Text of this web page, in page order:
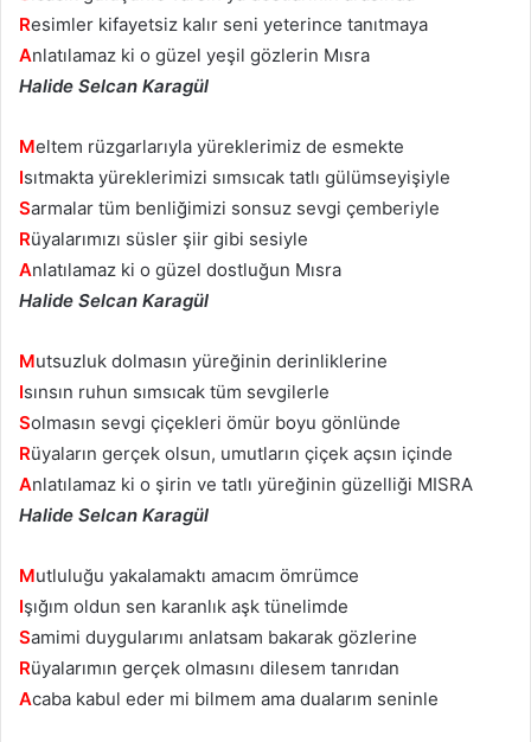
Resimler kifayetsiz kalır seni yeterince tanıtmaya
Anlatılamaz ki o güzel yeşil gözlerin Mısra
Halide Selcan Karagül
Meltem rüzgarlarıyla yüreklerimiz de esmekte
Isıtmakta yüreklerimizi sımsıcak tatlı gülümseyişiyle
Sarmalar tüm benliğimizi sonsuz sevgi çemberiyle
Rüyalarımızı süsler şiir gibi sesiyle
Anlatılamaz ki o güzel dostluğun Mısra
Halide Selcan Karagül
Mutsuzluk dolmasın yüreğinin derinliklerine
Isınsın ruhun sımsıcak tüm sevgilerle
Solmasın sevgi çiçekleri ömür boyu gönlünde
Rüyaların gerçek olsun, umutların çiçek açsın içinde
Anlatılamaz ki o şirin ve tatlı yüreğinin güzelliği MISRA
Halide Selcan Karagül
Mutluluğu yakalamaktı amacım ömrümce
Işığım oldun sen karanlık aşk tünelimde
Samimi duygularımı anlatsam bakarak gözlerine
Rüyalarımın gerçek olmasını dilesem tanrıdan
Acaba kabul eder mi bilmem ama dualarım seninle